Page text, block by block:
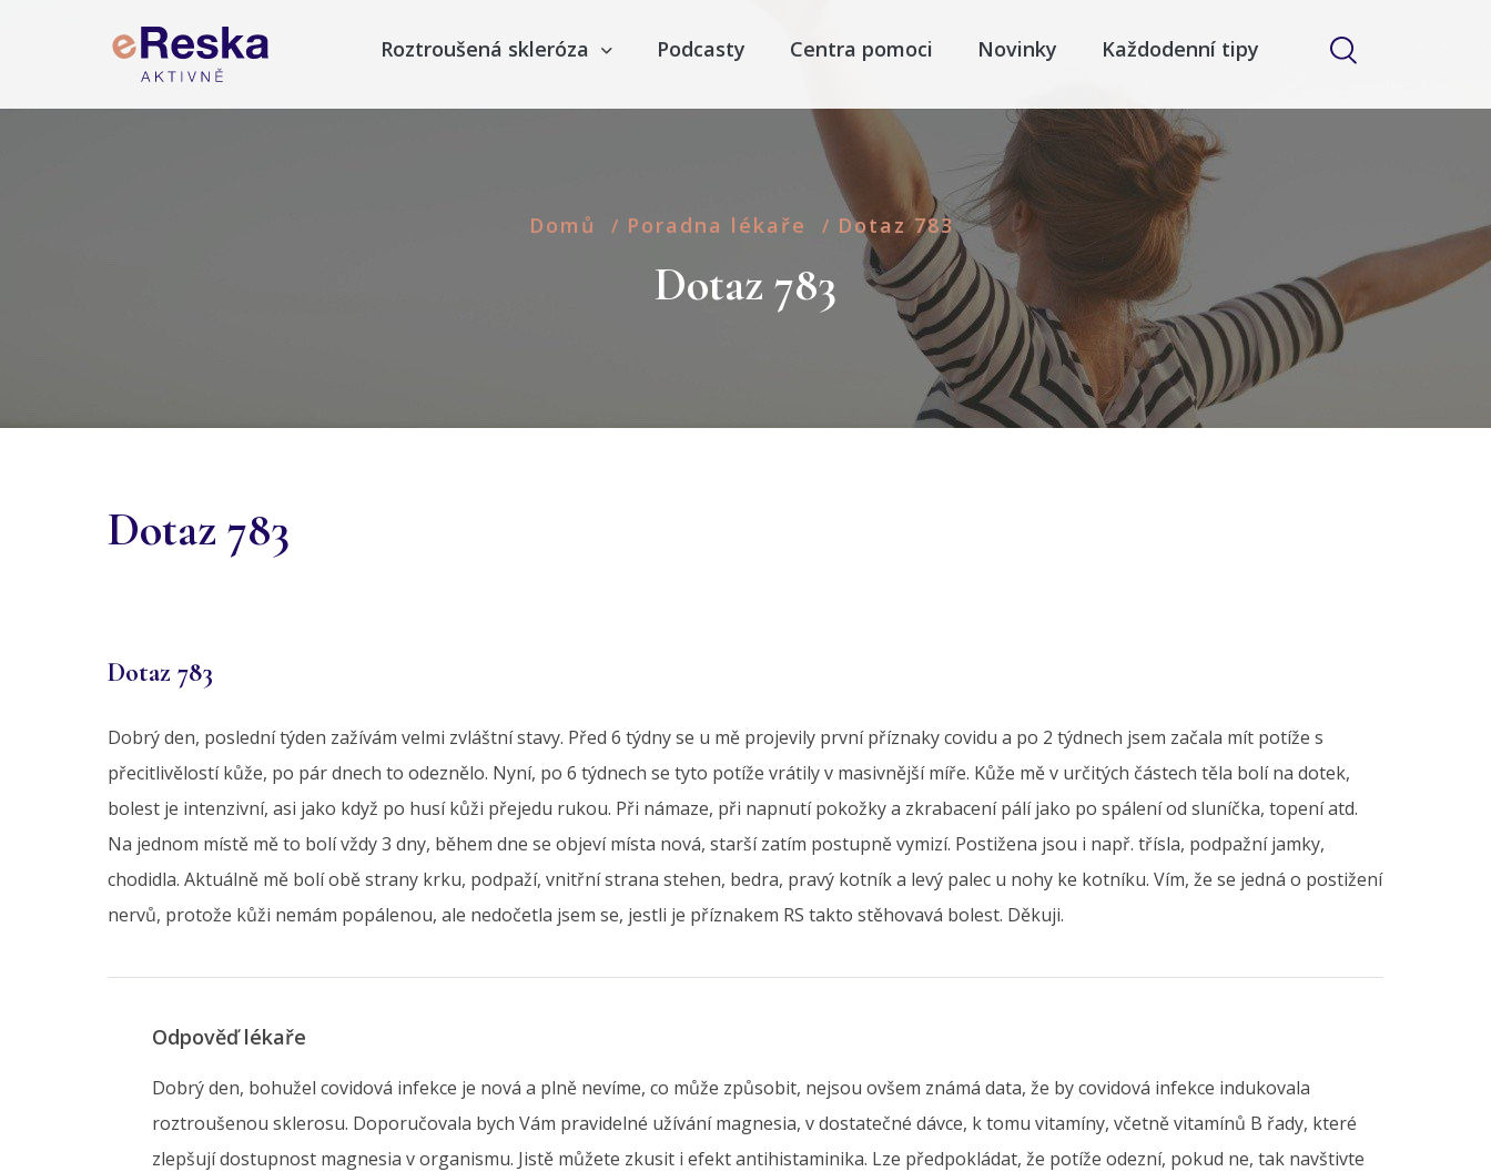
Roztroušená skleróza Podcasty Centra pomoci Novinky Každodenní tipy
Domů / Poradna lékaře / Dotaz 783
Dotaz 783
Dotaz 783
Dotaz 783
Dobrý den, poslední týden zažívám velmi zvláštní stavy. Před 6 týdny se u mě projevily první příznaky covidu a po 2 týdnech jsem začala mít potíže s
přecitlivělostí kůže, po pár dnech to odeznělo. Nyní, po 6 týdnech se tyto potíže vrátily v masivnější míře. Kůže mě v určitých částech těla bolí na dotek,
bolest je intenzivní, asi jako když po husí kůži přejedu rukou. Při námaze, při napnutí pokožky a zkrabacení pálí jako po spálení od sluníčka, topení atd.
Na jednom místě mě to bolí vždy 3 dny, během dne se objeví místa nová, starší zatím postupně vymizí. Postižena jsou i např. třísla, podpažní jamky,
chodidla. Aktuálně mě bolí obě strany krku, podpaží, vnitřní strana stehen, bedra, pravý kotník a levý palec u nohy ke kotníku. Vím, že se jedná o postižení
nervů, protože kůži nemám popálenou, ale nedočetla jsem se, jestli je příznakem RS takto stěhovavá bolest. Děkuji.
Odpověď lékaře
Dobrý den, bohužel covidová infekce je nová a plně nevíme, co může způsobit, nejsou ovšem známá data, že by covidová infekce indukovala
roztroušenou sklerosu. Doporučovala bych Vám pravidelné užívání magnesia, v dostatečné dávce, k tomu vitamíny, včetně vitamínů B řady, které
zlepšují dostupnost magnesia v organismu. Jistě můžete zkusit i efekt antihistaminika. Lze předpokládat, že potíže odezní, pokud ne, tak navštivte